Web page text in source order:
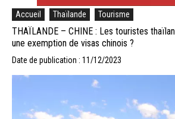
Accueil Thaïlande Tourisme
THAÏLANDE – CHINE : Les touristes
une exemption de visas chinois ?
Date de publication : 11/12/2023